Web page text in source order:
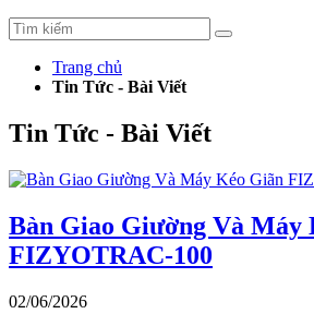
Trang chủ
Tin Tức - Bài Viết
Tin Tức - Bài Viết
Bàn Giao Giường Và Máy
FIZYOTRAC-100
02/06/2026